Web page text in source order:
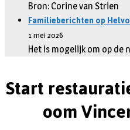
Bron: Corine van Strien
Familieberichten op
1 mei 2026
Het is mogelijk om op de
Start
oom